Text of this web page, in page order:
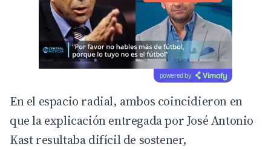
powered by
En el espacio radial, ambos coincidieron en
que la explicación entregada por José Antonio
Kast resultaba difícil de sostener,